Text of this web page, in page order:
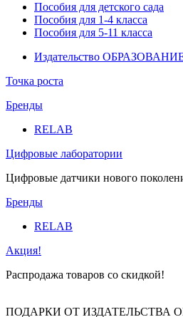
Пособия для детского сада
Пособия для 1-4 класса
Пособия для 5-11 класса
Издательство
Точка роста
Бренды
RELAB
Цифровые лаборатории
Цифровые датчики нового
Бренды
RELAB
Акция!
Распродажа товаров со скидкой!
ПОДАРКИ ОТ ИЗДАТЕЛЬСТВА